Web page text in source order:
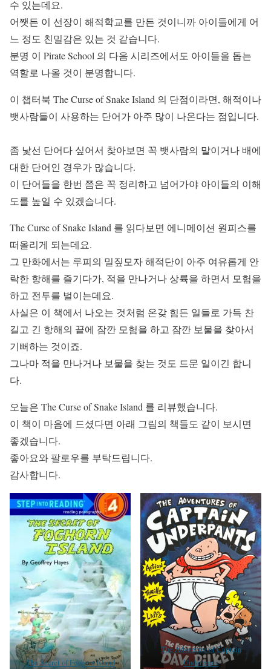
수 있는데요.
어쨋든 이 선장이 해적학교를 만든 것이니까 아이들에게 어
느 정도 친밀감은 있는 것 같습니다.
분명 이 Pirate School 의 다음 시리즈에서도 아이들을 돕는
역할로 나올 것이 분명합니다.
이 챕터북 The Curse of Snake Island 의 단점이라면, 해적이나
뱃사람들이 사용하는 단어가 아주 많이 나온다는 점입니다.
좀 낯선 단어다 싶어서 찾아보면 꼭 뱃사람의 말이거나 배에
대한 단어인 경우가 많습니다.
이 단어들을 한번 쯤은 꼭 정리하고 넘어가야 아이들의 이해
도를 높일 수 있겠습니다.
The Curse of Snake Island 를 읽다보면 에니메이션 원피스를
떠올리게 되는데요.
그 만화에서는 루피의 밀짚모자 해적단이 아주 여유롭게 안
락한 항해를 즐기다가, 적을 만나거나 상륙을 하면서 모험을
하고 전투를 벌이는데요.
사실은 이 책에서 나오는 것처럼 온갖 힘든 일들로 가득 찬
길고 긴 항해의 끝에 잠깐 모험을 하고 잠깐 보물을 찾아서
기뻐하는 것이죠.
그나마 적을 만나거나 보물을 찾는 것도 드문 일이긴 합니
다.
오늘은 The Curse of Snake Island 를 리뷰했습니다.
이 책이 마음에 드셨다면 아래 그림의 책들도 같이 보시면
좋겠습니다.
좋아요와 팔로우를 부탁드립니다.
감사합니다.
The Secret of Foghorn Island
The Adventure of Captain
Underpants